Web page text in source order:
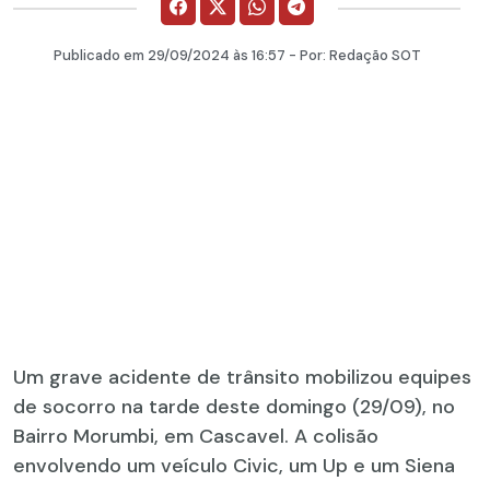
Publicado em 29/09/2024 às 16:57 - Por: Redação SOT
Um grave acidente de trânsito mobilizou equipes
de socorro na tarde deste domingo (29/09), no
Bairro Morumbi, em Cascavel. A colisão
envolvendo um veículo Civic, um Up e um Siena